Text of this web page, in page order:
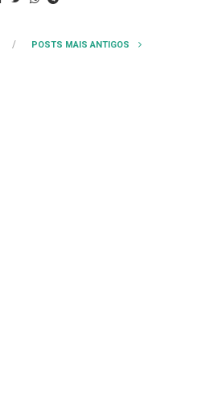
POSTS MAIS ANTIGOS